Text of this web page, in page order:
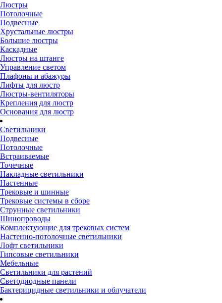
Люстры
Потолочные
Подвесные
Хрустальные люстры
Большие люстры
Каскадные
Люстры на штанге
Управление светом
Плафоны и абажуры
Лифты для люстр
Люстры-вентиляторы
Крепления для люстр
Основания для люстр
Светильники
Подвесные
Потолочные
Встраиваемые
Точечные
Накладные светильники
Настенные
Трековые и шинные
Трековые системы в сборе
Струнные светильники
Шинопроводы
Комплектующие для трековых систем
Настенно-потолочные светильники
Лофт светильники
Гипсовые светильники
Мебельные
Светильники для растений
Светодиодные панели
Бактерицидные светильники и облучатели